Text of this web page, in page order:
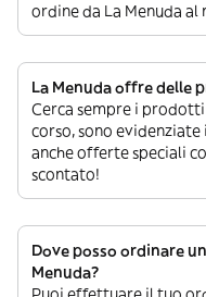
ordine da La Menuda
La Menuda offre delle
Cerca sempre i
corso, sono
anche offerte speciali
scontato!
Dove posso ordinare
Menuda?